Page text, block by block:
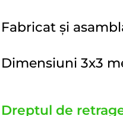
Fabricat și
Dimensiuni 3x3
Dreptul de